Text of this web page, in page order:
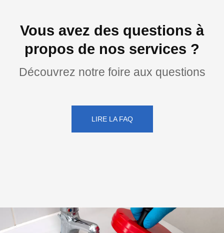
Vous avez des questions à
propos de nos services ?
Découvrez notre foire aux questions
LIRE LA FAQ